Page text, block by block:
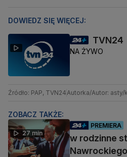
DOWIEDZ SIĘ WIĘCEJ:
TVN24
NA ŻYWO
Źródło: PAP, TVN24Autorka/Autor: asty/
ZOBACZ TAKŻE:
27 min
PREMIERA
w rodzinne